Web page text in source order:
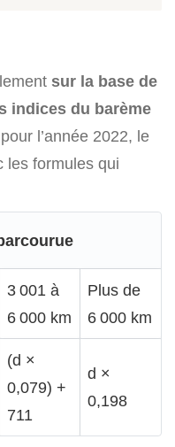
sur la base de
indices du barème
l’année 2022, le
les formules qui
3 001 à
6 000 km
Plus de
6 000 km
(d ×
0,079) +
711
d ×
0,198